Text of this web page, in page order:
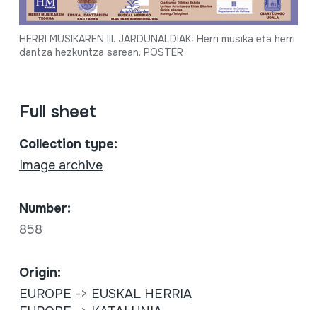
HERRI MUSIKAREN III. JARDUNALDIAK: Herri musika eta herri
dantza hezkuntza sarean. POSTER
Full sheet
Collection type:
Image archive
Number:
858
Origin:
EUROPE -> EUSKAL HERRIA